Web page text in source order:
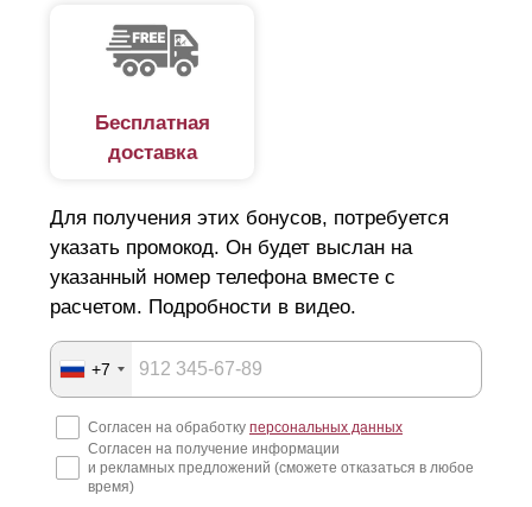
Бесплатная
доставка
Для получения этих бонусов, потребуется
указать промокод. Он будет выслан на
указанный номер телефона вместе с
расчетом. Подробности в видео.
+7
Согласен на обработку персональных данных
Согласен на получение информации
и рекламных предложений (сможете отказаться в любое
время)